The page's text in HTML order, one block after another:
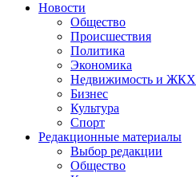
Новости
Общество
Происшествия
Политика
Экономика
Недвижимость и ЖКХ
Бизнес
Культура
Спорт
Редакционные материалы
Выбор редакции
Общество